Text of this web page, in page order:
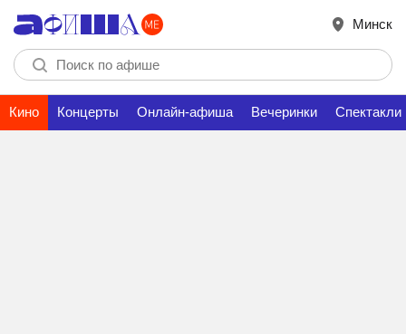
Минск
Кино Концерты Онлайн-афиша Вечеринки Спектакли